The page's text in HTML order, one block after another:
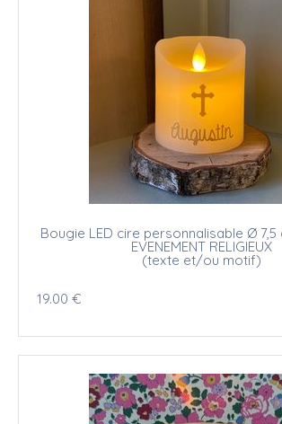
Bougie LED cire personnalisable Ø 7,5
EVENEMENT RELIGIEUX
(texte et/ou motif)
19.00 €